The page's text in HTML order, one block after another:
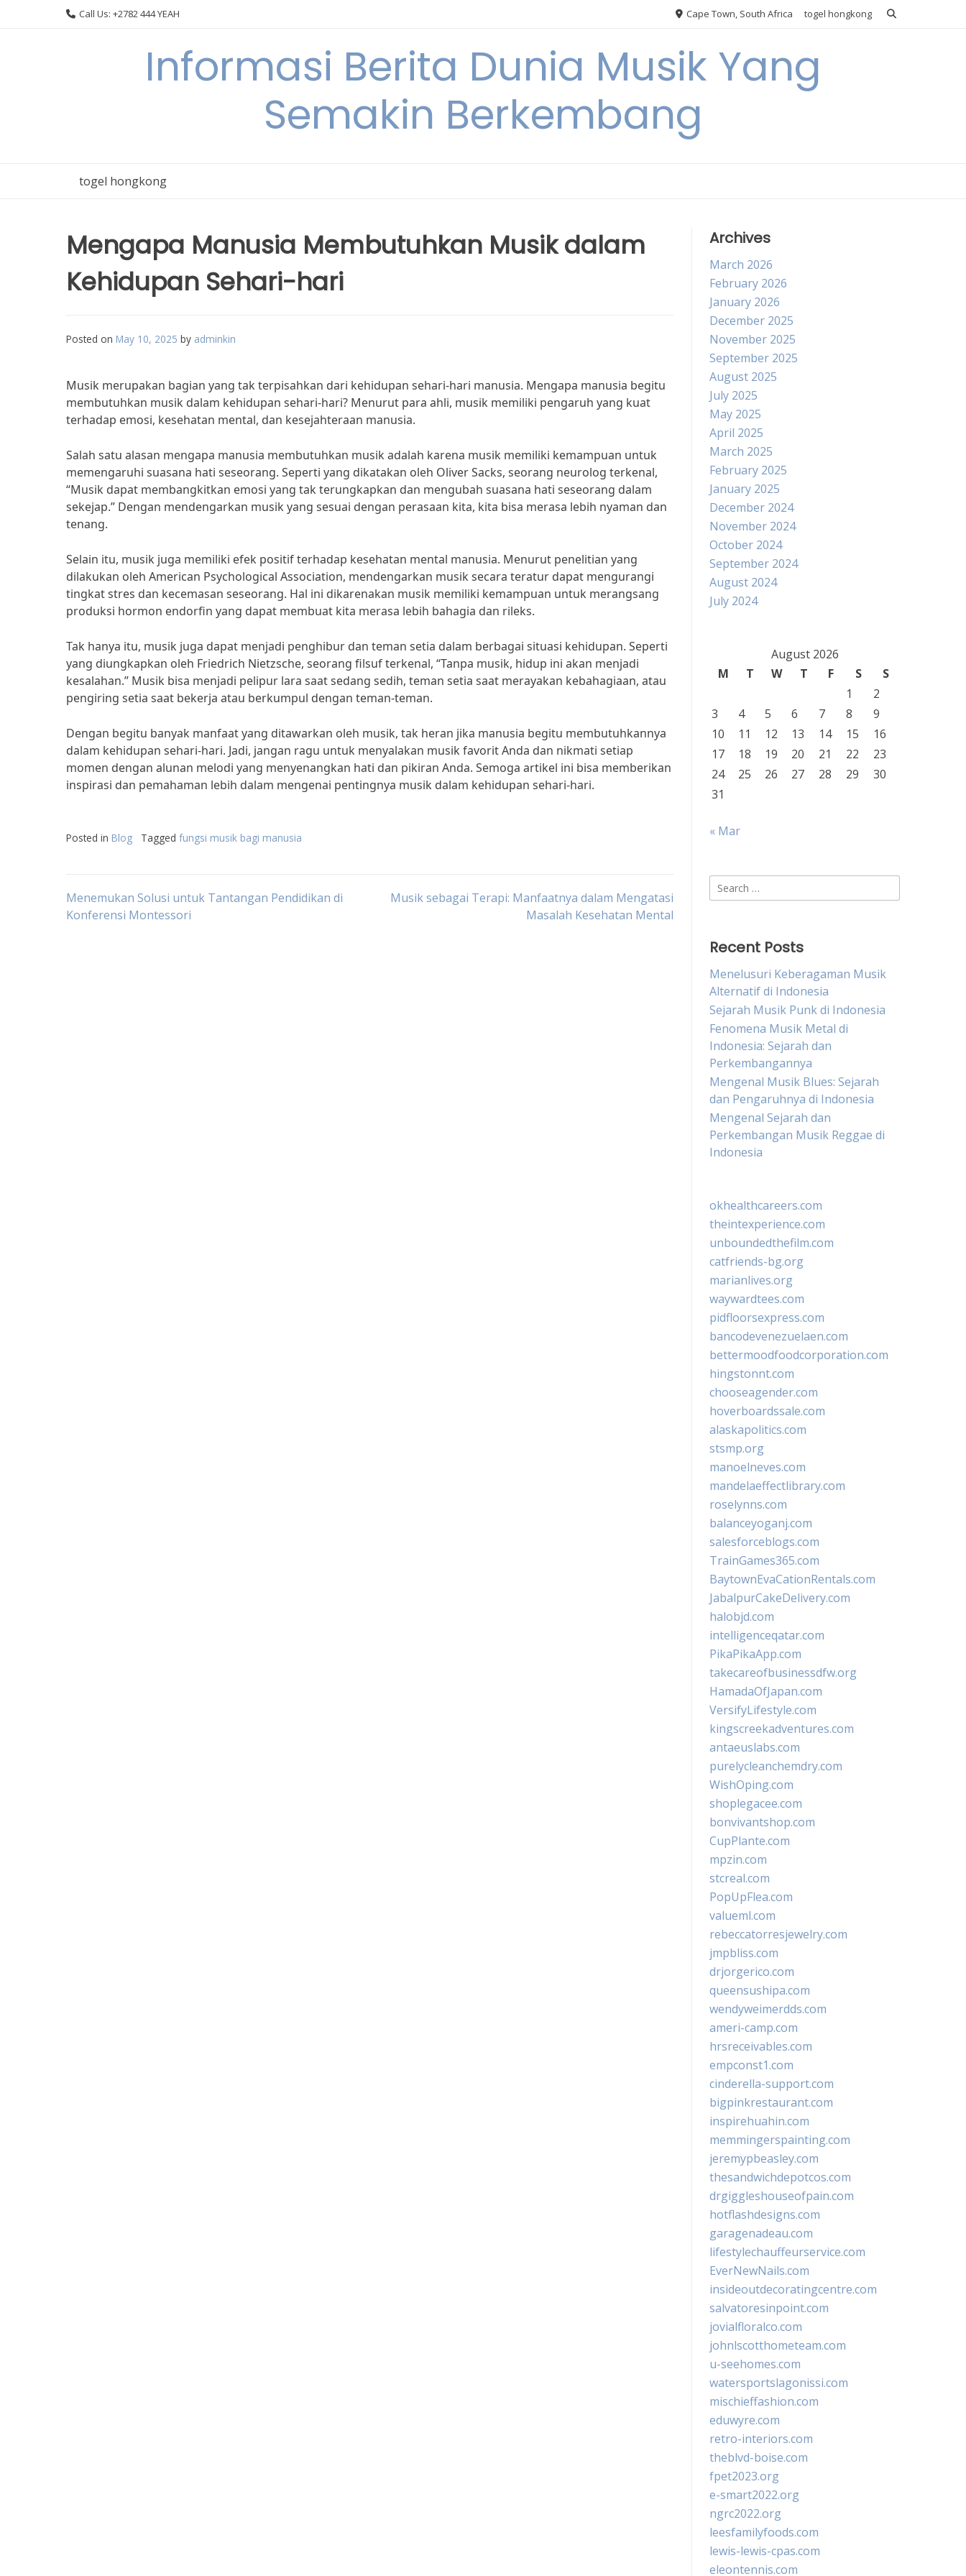
Call Us: +2782 444 YEAH Cape Town, South Africa togel hongkong
Informasi Berita Dunia Musik Yang
Semakin Berkembang
togel hongkong
Mengapa Manusia Membutuhkan Musik dalam
Kehidupan Sehari-hari
Posted on May 10, 2025 by adminkin
Musik merupakan bagian yang tak terpisahkan dari kehidupan sehari-hari manusia. Mengapa manusia begitu
membutuhkan musik dalam kehidupan sehari-hari? Menurut para ahli, musik memiliki pengaruh yang kuat
terhadap emosi, kesehatan mental, dan kesejahteraan manusia.
Salah satu alasan mengapa manusia membutuhkan musik adalah karena musik memiliki kemampuan untuk
memengaruhi suasana hati seseorang. Seperti yang dikatakan oleh Oliver Sacks, seorang neurolog terkenal,
“Musik dapat membangkitkan emosi yang tak terungkapkan dan mengubah suasana hati seseorang dalam
sekejap.” Dengan mendengarkan musik yang sesuai dengan perasaan kita, kita bisa merasa lebih nyaman dan
tenang.
Selain itu, musik juga memiliki efek positif terhadap kesehatan mental manusia. Menurut penelitian yang
dilakukan oleh American Psychological Association, mendengarkan musik secara teratur dapat mengurangi
tingkat stres dan kecemasan seseorang. Hal ini dikarenakan musik memiliki kemampuan untuk merangsang
produksi hormon endorfin yang dapat membuat kita merasa lebih bahagia dan rileks.
Tak hanya itu, musik juga dapat menjadi penghibur dan teman setia dalam berbagai situasi kehidupan. Seperti
yang diungkapkan oleh Friedrich Nietzsche, seorang filsuf terkenal, “Tanpa musik, hidup ini akan menjadi
kesalahan.” Musik bisa menjadi pelipur lara saat sedang sedih, teman setia saat merayakan kebahagiaan, atau
pengiring setia saat bekerja atau berkumpul dengan teman-teman.
Dengan begitu banyak manfaat yang ditawarkan oleh musik, tak heran jika manusia begitu membutuhkannya
dalam kehidupan sehari-hari. Jadi, jangan ragu untuk menyalakan musik favorit Anda dan nikmati setiap
momen dengan alunan melodi yang menyenangkan hati dan pikiran Anda. Semoga artikel ini bisa memberikan
inspirasi dan pemahaman lebih dalam mengenai pentingnya musik dalam kehidupan sehari-hari.
Posted in Blog Tagged fungsi musik bagi manusia
Post
Menemukan Solusi untuk Tantangan Pendidikan di
Konferensi Montessori
Musik sebagai Terapi: Manfaatnya dalam Mengatasi
Masalah Kesehatan Mental
Archives
March 2026
February 2026
January 2026
December 2025
November 2025
September 2025
August 2025
July 2025
May 2025
April 2025
March 2025
February 2025
January 2025
December 2024
November 2024
October 2024
September 2024
August 2024
July 2024
August 2026
M
T W T F S
S
1
2
3
4 5 6 7 8
9
10
11 12 13 14 15
16
17
18 19 20 21 22
23
24
25 26 27 28 29
30
31
« Mar
Search
for:
Recent Posts
Menelusuri Keberagaman Musik
Alternatif di Indonesia
Sejarah Musik Punk di Indonesia
Fenomena Musik Metal di
Indonesia: Sejarah dan
Perkembangannya
Mengenal Musik Blues: Sejarah
dan Pengaruhnya di Indonesia
Mengenal Sejarah dan
Perkembangan Musik Reggae di
Indonesia
okhealthcareers.com
theintexperience.com
unboundedthefilm.com
catfriends-bg.org
marianlives.org
waywardtees.com
pidfloorsexpress.com
bancodevenezuelaen.com
bettermoodfoodcorporation.com
hingstonnt.com
chooseagender.com
hoverboardssale.com
alaskapolitics.com
stsmp.org
manoelneves.com
mandelaeffectlibrary.com
roselynns.com
balanceyoganj.com
salesforceblogs.com
TrainGames365.com
BaytownEvaCationRentals.com
JabalpurCakeDelivery.com
halobjd.com
intelligenceqatar.com
PikaPikaApp.com
takecareofbusinessdfw.org
HamadaOfJapan.com
VersifyLifestyle.com
kingscreekadventures.com
antaeuslabs.com
purelycleanchemdry.com
WishOping.com
shoplegacee.com
bonvivantshop.com
CupPlante.com
mpzin.com
stcreal.com
PopUpFlea.com
valueml.com
rebeccatorresjewelry.com
jmpbliss.com
drjorgerico.com
queensushipa.com
wendyweimerdds.com
ameri-camp.com
hrsreceivables.com
empconst1.com
cinderella-support.com
bigpinkrestaurant.com
inspirehuahin.com
memmingerspainting.com
jeremypbeasley.com
thesandwichdepotcos.com
drgiggleshouseofpain.com
hotflashdesigns.com
garagenadeau.com
lifestylechauffeurservice.com
EverNewNails.com
insideoutdecoratingcentre.com
salvatoresinpoint.com
jovialfloralco.com
johnlscotthometeam.com
u-seehomes.com
watersportslagonissi.com
mischieffashion.com
eduwyre.com
retro-interiors.com
theblvd-boise.com
fpet2023.org
e-smart2022.org
ngrc2022.org
leesfamilyfoods.com
lewis-lewis-cpas.com
eleontennis.com